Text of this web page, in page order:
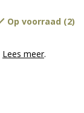
Op voorraad (2)
Lees meer.